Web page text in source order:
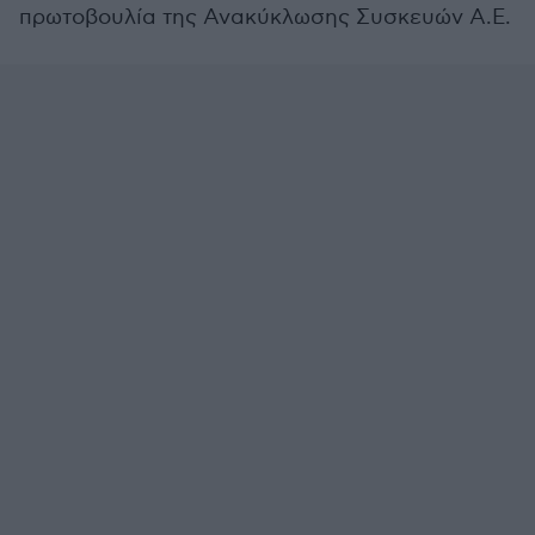
πρωτοβουλία της Ανακύκλωσης Συσκευών Α.Ε.